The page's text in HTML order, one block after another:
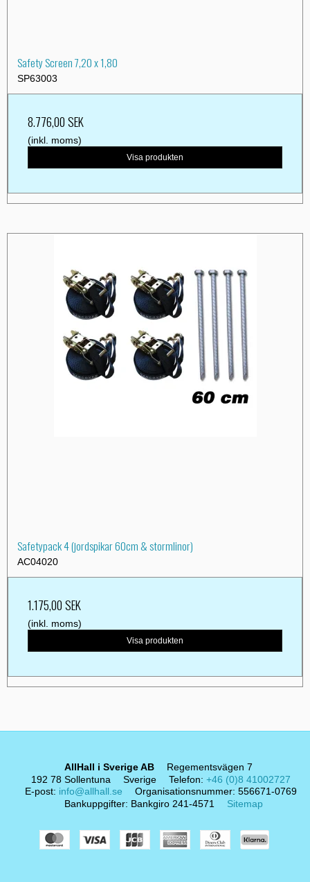
Safety Screen 7,20 x 1,80
SP63003
8.776,00 SEK
(inkl. moms)
Visa produkten
Safetypack 4 (jordspikar 60cm & stormlinor)
AC04020
1.175,00 SEK
(inkl. moms)
Visa produkten
AllHall i Sverige AB
Regementsvägen 7
192 78 Sollentuna
Sverige Telefon: +46 (0)8 41002727
E-post: info@allhall.se Organisationsnummer: 556671-0769
Bankuppgifter: Bankgiro 241-4571 Sitemap